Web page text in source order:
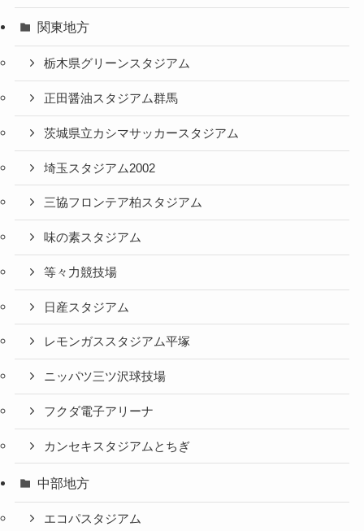
関東地方
栃木県グリーンスタジアム
正田醤油スタジアム群馬
茨城県立カシマサッカースタジアム
埼玉スタジアム2002
三協フロンテア柏スタジアム
味の素スタジアム
等々力競技場
日産スタジアム
レモンガススタジアム平塚
ニッパツ三ツ沢球技場
フクダ電子アリーナ
カンセキスタジアムとちぎ
中部地方
エコパスタジアム